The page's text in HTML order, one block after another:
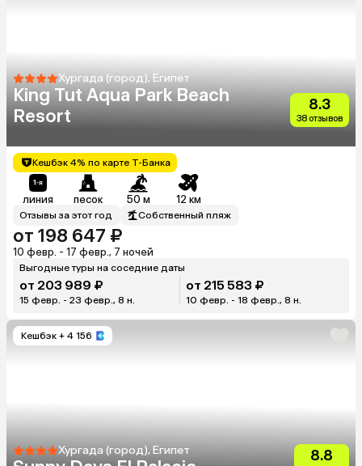
Хургада (город), Египет
King Tut Aqua Park Beach
Resort
8.3
38 отзывов
Кешбэк 4% по карте Т-Банка
линия песок 50 м 12 км
Отзывы за этот год Собственный пляж
от 198 647 ₽
10 февр. - 17 февр., 7 ночей
Выгодные туры на соседние даты
от 203 989 ₽
15 февр. - 23 февр., 8 н.
от 215 583 ₽
10 февр. - 18 февр., 8 н.
Кешбэк + 4 156
Хургада (город), Египет 8.8